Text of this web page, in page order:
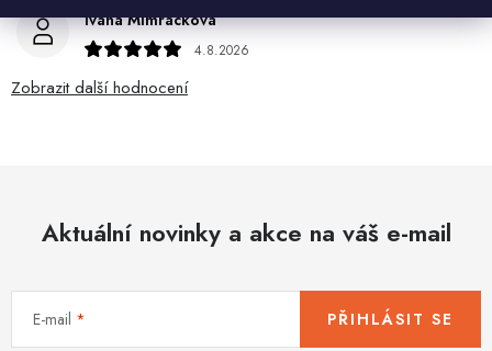
Ivana Mimrackova
4.8.2026
Zobrazit další hodnocení
Aktuální novinky a akce na váš e-mail
E-mail PŘIHLÁSIT SE